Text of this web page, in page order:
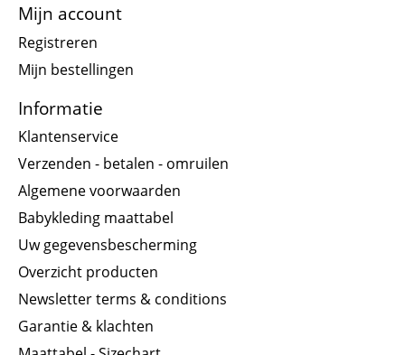
Mijn account
Registreren
Mijn bestellingen
Informatie
Klantenservice
Verzenden - betalen - omruilen
Algemene voorwaarden
Babykleding maattabel
Uw gegevensbescherming
Overzicht producten
Newsletter terms & conditions
Garantie & klachten